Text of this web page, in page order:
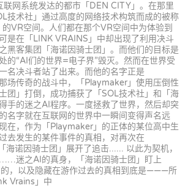
联网系统发达的都市「DEN CITY」。在那里
技术社」通过高度的网络技术构筑而成的被称
VR空间。人们都在那个VR空间中为体验到
是在「LINK VRAINS」中却出现了利用决斗
黑客集团「海诺因骑士团」。而他们的目标是
的“AI们的世界=电子界”毁灭。然而在世界受
名决斗者站了出来。而他的名字正是
场传奇的战斗中，「Playmaker」使用压倒性
团」打倒，成功捕获了「SOL技术社」和「海
手的迷之AI程序。一度拯救了世界，然后却突
名字就在互联网的世界中一瞬间变得声名远
在，作为「Playmaker」的正体的某位高中生
去发生的某件事件的真相，对再次在
海诺因骑士团」展开了追击...... 以此为契机，
迷之AI的真身，「海诺因骑士团」盯上
的，以及隐藏在游作过去的真相到底是———所
Vrains」中